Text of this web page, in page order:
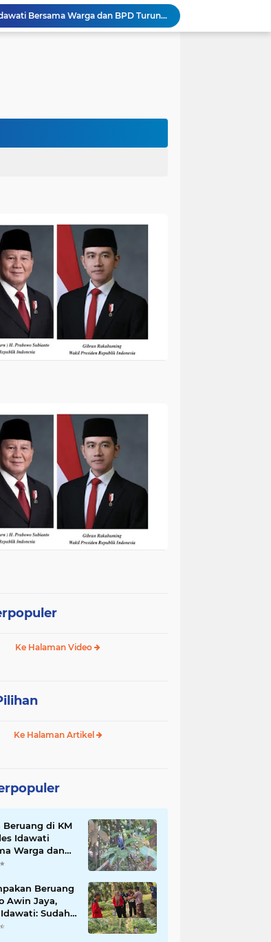
Heboh Beruang di KM 61, Kades Idawati Bersama Warga dan BPD Turun Langsung ke Lokasi
di HUT Desa Mingkung Jaya
Akhirnya Dievakuasi! BKSDA Jambi Amankan Beruang Madu di Suko Awin Jaya
Ke Halaman Video
Ke Halaman Artikel
Beruang di KM
Idawati
Warga dan
Langsung
Beruang
Awin Jaya,
Sudah
Jambi